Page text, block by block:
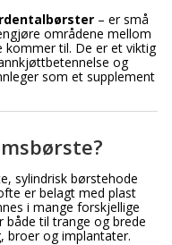
– er små
områdene mellom
kommer til. De er et viktig
og
som et supplement
sylindrisk børstehode
er belagt med plast
i mange forskjellige
både til trange og brede
broer og implantater.